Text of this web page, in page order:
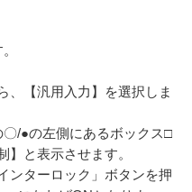
【汎用入力】を選択しま
/●の左側にあるボックス□
】と表示させます。
ンターロック」ボタンを押